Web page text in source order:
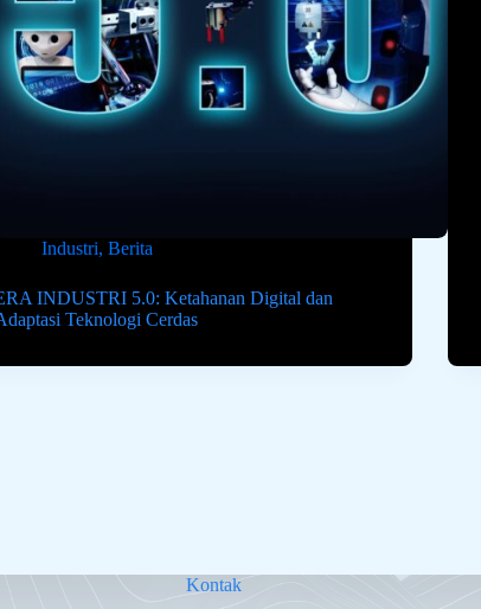
Industri,Berita
INDUSTRI 5.0: Ketahanan Digital dan
Teknologi Cerdas
Kontak